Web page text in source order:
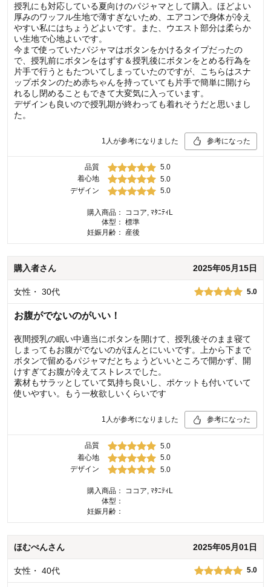
授乳にも対応している夏向けのパジャマとして購入。ほどよい
厚みのワッフル生地で薄すぎないため、エアコンで身体が冷え
やすい私にはちょうどよいです。また、ウエスト部分は柔らか
い生地で心地よいです。
今まで使っていたパジャマはボタンをかけるタイプだったの
で、授乳前にボタンをはずす＆授乳後にボタンをとめる行為を
片手で行うともたついてしまっていたのですが、こちらはスナ
ップボタンのため赤ちゃんを持っていても片手で簡単に開けら
れるし閉めることもできて大変気に入っています。
デザインも良いので授乳期が終わっても着れそうだと思いまし
た。
1 人が参考になりました 参考になった
品質
5.0
着心地
5.0
デザイン
5.0
購入商品：
ココア, ﾏﾀﾆﾃｨL
体型： 標準
妊娠月齢：
産後
購入者さん 2025年05月15日
女性 ・ 30代 5.0
お腹がでないのがいい！
夜間授乳の眠い中適当にボタンを開けて、授乳後そのまま寝て
しまってもお腹がでないのがほんとにいいです。上から下まで
ボタンで留めるパジャマだとちょうどいいところで開かず、開
けすぎてお腹が冷えてストレスでした。
素材もサラッとしていて気持ち良いし、ポケットも付いていて
使いやすい。もう一枚欲しいくらいです
1 人が参考になりました 参考になった
品質
5.0
着心地
5.0
デザイン
5.0
購入商品：
ココア, ﾏﾀﾆﾃｨL
体型：
妊娠月齢：
ほむぺんさん 2025年05月01日
女性 ・ 40代 5.0